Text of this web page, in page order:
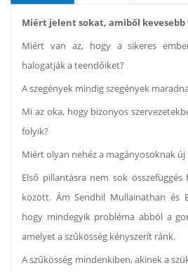
Miért jelent sokat, amiből kevesebb
Miért van az, hogy a sikeres
halogatják a teendőiket?
A szegények mindig szegények
Mi az oka, hogy bizonyos
folyik?
Miért olyan nehéz a magányosoknak
Első pillantásra nem sok
között. Ám Sendhil Mullainathan és
hogy mindegyik probléma abból a
amelyet a szűkösség kényszerít ránk.
A szűkösség mindenkiben, akinek a